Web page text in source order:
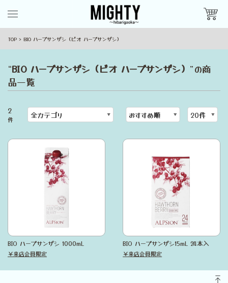
TOP BIO ハーブサンザシ（ビオ ハーブサンザシ）
“BIO ハーブサンザシ（ビオ ハーブサンザシ） ”の商
品一覧
2
件
BIO ハーブサンザシ 1000mL
￥来店会員限定
BIO ハーブサンザシ15mL 24本入
￥来店会員限定